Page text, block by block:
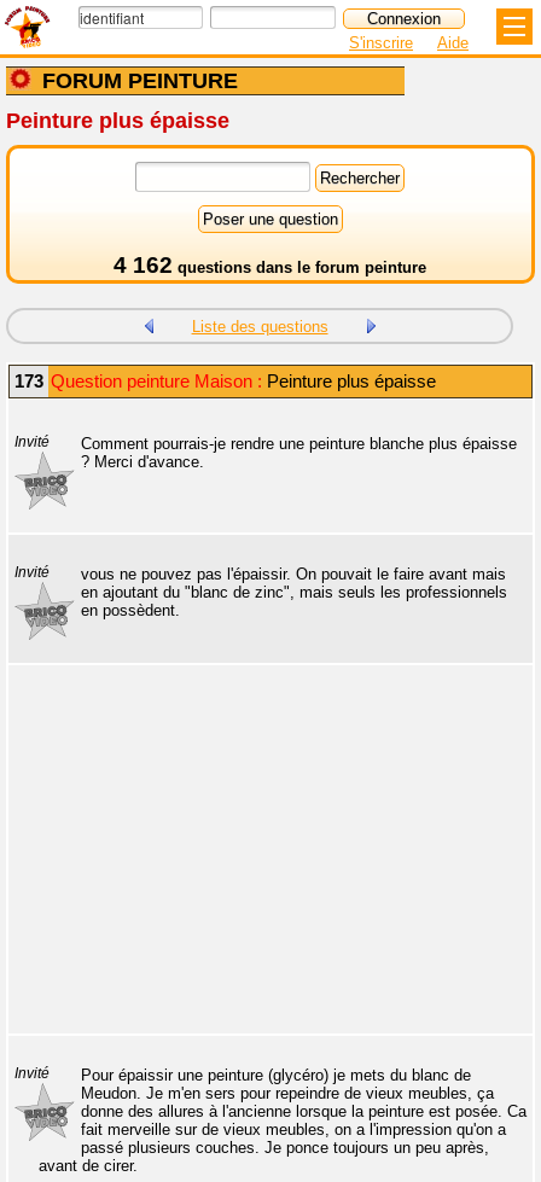
FORUM PEINTURE
S'inscrire Aide
Peinture plus épaisse
4 162 questions dans le forum peinture
Liste des questions
173 Question peinture Maison : Peinture plus épaisse
Invité
Comment pourrais-je rendre une peinture blanche plus épaisse
? Merci d'avance.
Invité
vous ne pouvez pas l'épaissir. On pouvait le faire avant mais
en ajoutant du "blanc de zinc", mais seuls les professionnels
en possèdent.
Invité
Pour épaissir une peinture (glycéro) je mets du blanc de
Meudon. Je m'en sers pour repeindre de vieux meubles, ça
donne des allures à l'ancienne lorsque la peinture est posée. Ca
fait merveille sur de vieux meubles, on a l'impression qu'on a
passé plusieurs couches. Je ponce toujours un peu après,
avant de cirer.